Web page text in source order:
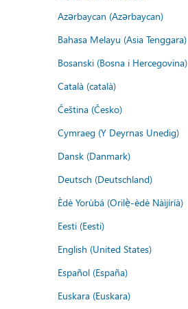
Azərbaycan (Azərbaycan)
Bahasa Melayu (Asia Tenggara)
Bosanski (Bosna i Hercegovina)
Català (català)
Čeština (Česko)
Cymraeg (Y Deyrnas Unedig)
Dansk (Danmark)
Deutsch (Deutschland)
Èdè Yorùbá (Orilẹ̀-èdè Nàìjíríà)
Eesti (Eesti)
English (United States)
Español (España)
Euskara (Euskara)